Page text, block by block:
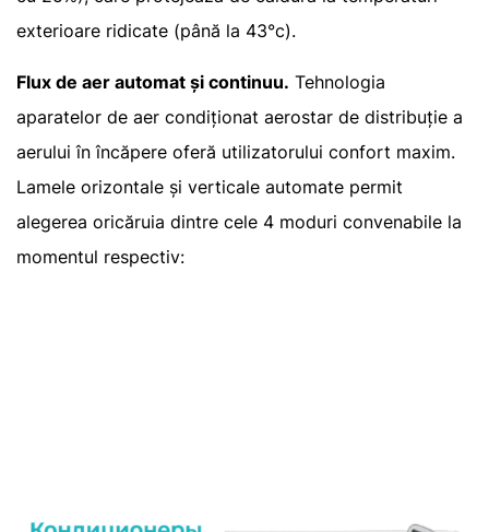
exterioare ridicate (până la 43°c).
Flux de aer automat și continuu. Tehnologia
aparatelor de aer condiționat aerostar de distribuție a
aerului în încăpere oferă utilizatorului confort maxim.
Lamele orizontale și verticale automate permit
alegerea oricăruia dintre cele 4 moduri convenabile la
momentul respectiv: